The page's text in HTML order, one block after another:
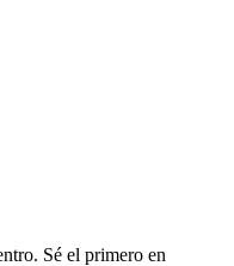
Sé el primero en